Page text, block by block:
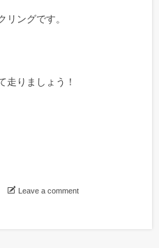
リングです。
走りましょう！
Leave a comment